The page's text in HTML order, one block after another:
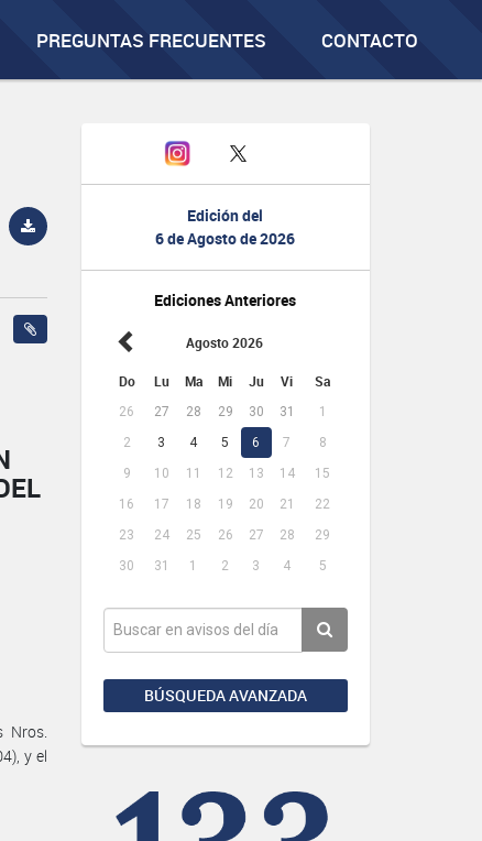
PREGUNTAS FRECUENTES CONTACTO
Edición del
6 de Agosto de 2026
Ediciones Anteriores
Agosto 2026
Do Lu Ma Mi Ju Vi Sa
26 27 28 29 30 31
1
2
3 4 5 6 7
8
9
10 11 12 13 14
15
16
17 18 19 20 21
22
23
24 25 26 27 28
29
30
31 1 2 3 4 5
BÚSQUEDA AVANZADA
Nros.
y el